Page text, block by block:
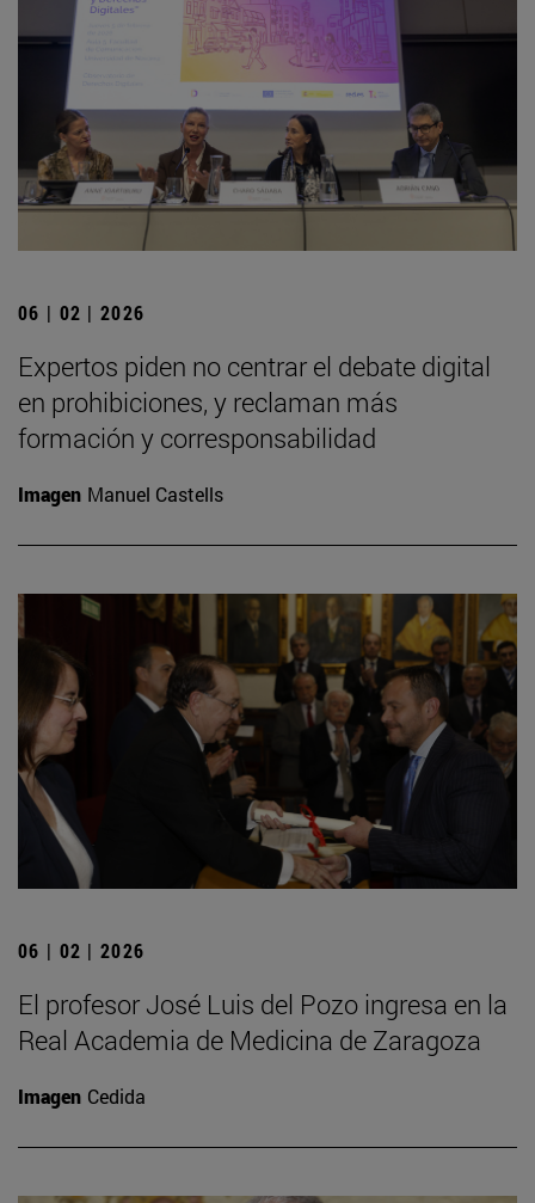
06 | 02 | 2026
Expertos piden no centrar el debate digital
en prohibiciones, y reclaman más
formación y corresponsabilidad
Imagen Manuel Castells
06 | 02 | 2026
El profesor José Luis del Pozo ingresa en la
Real Academia de Medicina de Zaragoza
Imagen Cedida